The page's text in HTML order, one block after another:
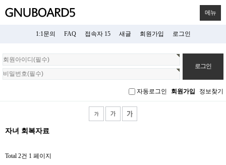
메뉴
1:1문의 FAQ 접속자 15 새글 회원가입 로그인
회
원
로
자동로그인 회원가입 정보찾기
자녀 회복자료
Total 2건 1 페이지